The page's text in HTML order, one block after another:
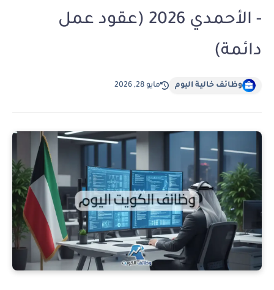
- الأحمدي 2026 (عقود عمل
دائمة)
وظائف خالية اليوم مايو 28, 2026